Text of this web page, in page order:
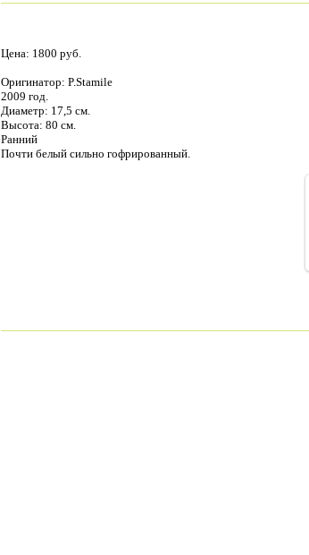
Цена: 1800 руб.
Оригинатор: P.Stamile
2009 год.
Диаметр: 17,5 см.
Высота: 80 см.
Ранний
Почти белый сильно гофрированный.